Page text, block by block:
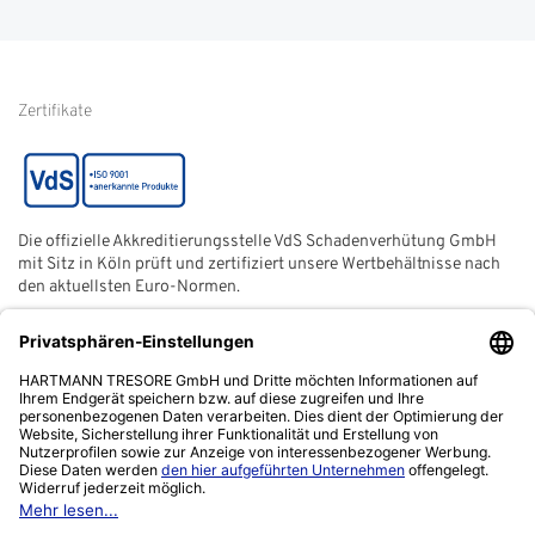
Batterieentsorgung
Zertifikate
Die offizielle Akkreditierungsstelle VdS Schadenverhütung GmbH
mit Sitz in Köln prüft und zertifiziert unsere Wertbehältnisse nach
den aktuellsten Euro-Normen.
Der ECB (European Certification Body) ist eine neutrale und
unabhängige Zertifizierungsstelle der European Security
Systems Association e. V. (ESSA) mit Sitz in Frankfurt am Main.